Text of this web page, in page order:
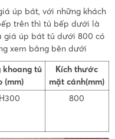
úp bát, với những khách
trên thì tủ bếp dưới là
giá úp bát tủ dưới 800 có
xem bảng bên dưới
khoang tủ
(mm)
Kích thước
mặt cánh(mm)
800